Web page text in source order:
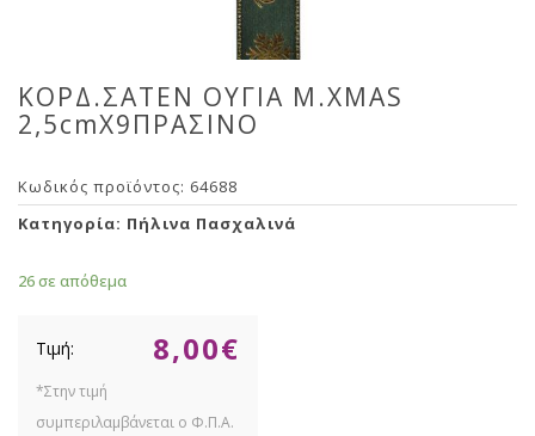
ΚΟΡΔ.ΣΑΤΕΝ ΟΥΓΙΑ Μ.XMAS
2,5cmX9ΠΡΑΣΙΝΟ
Κωδικός προϊόντος: 64688
Κατηγορία: Πήλινα Πασχαλινά
26 σε απόθεμα
8,00€